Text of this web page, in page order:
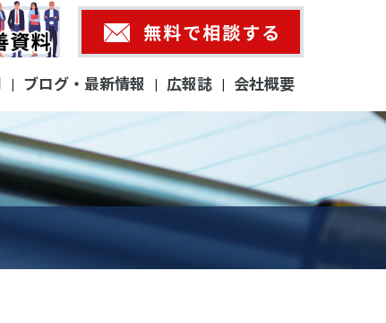
| ブログ・最新情報 | 広報誌 | 会社概要